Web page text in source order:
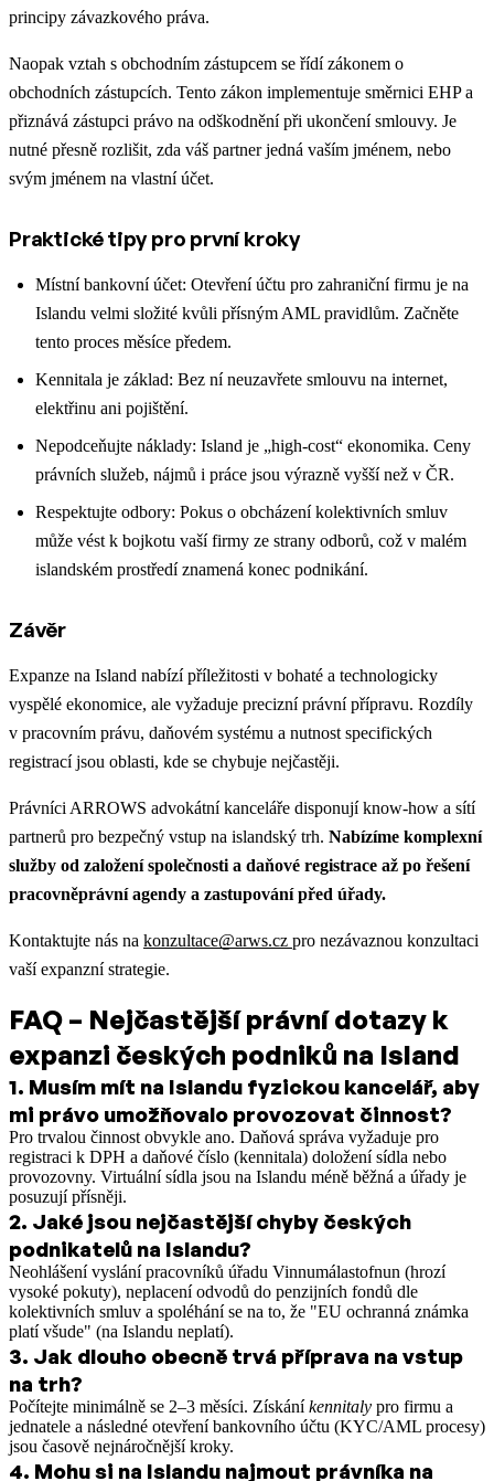
principy závazkového práva.
Naopak vztah s obchodním zástupcem se řídí zákonem o
obchodních zástupcích. Tento zákon implementuje směrnici EHP a
přiznává zástupci právo na odškodnění při ukončení smlouvy. Je
nutné přesně rozlišit, zda váš partner jedná vaším jménem, nebo
svým jménem na vlastní účet.
Praktické tipy pro první kroky
Místní bankovní účet: Otevření účtu pro zahraniční firmu je na
Islandu velmi složité kvůli přísným AML pravidlům. Začněte
tento proces měsíce předem.
Kennitala je základ: Bez ní neuzavřete smlouvu na internet,
elektřinu ani pojištění.
Nepodceňujte náklady: Island je „high-cost“ ekonomika. Ceny
právních služeb, nájmů i práce jsou výrazně vyšší než v ČR.
Respektujte odbory: Pokus o obcházení kolektivních smluv
může vést k bojkotu vaší firmy ze strany odborů, což v malém
islandském prostředí znamená konec podnikání.
Závěr
Expanze na Island nabízí příležitosti v bohaté a technologicky
vyspělé ekonomice, ale vyžaduje precizní právní přípravu. Rozdíly
v pracovním právu, daňovém systému a nutnost specifických
registrací jsou oblasti, kde se chybuje nejčastěji.
Právníci ARROWS advokátní kanceláře disponují know-how a sítí
partnerů pro bezpečný vstup na islandský trh. Nabízíme komplexní
služby od založení společnosti a daňové registrace až po řešení
pracovněprávní agendy a zastupování před úřady.
Kontaktujte nás na konzultace@arws.cz pro nezávaznou konzultaci
vaší expanzní strategie.
FAQ – Nejčastější právní dotazy k
expanzi českých podniků na Island
1. Musím mít na Islandu fyzickou kancelář, aby
mi právo umožňovalo provozovat činnost?
Pro trvalou činnost obvykle ano. Daňová správa vyžaduje pro
registraci k DPH a daňové číslo (kennitala) doložení sídla nebo
provozovny. Virtuální sídla jsou na Islandu méně běžná a úřady je
posuzují přísněji.
2. Jaké jsou nejčastější chyby českých
podnikatelů na Islandu?
Neohlášení vyslání pracovníků úřadu Vinnumálastofnun (hrozí
vysoké pokuty), neplacení odvodů do penzijních fondů dle
kolektivních smluv a spoléhání se na to, že "EU ochranná známka
platí všude" (na Islandu neplatí).
3. Jak dlouho obecně trvá příprava na vstup
na trh?
Počítejte minimálně se 2–3 měsíci. Získání kennitaly pro firmu a
jednatele a následné otevření bankovního účtu (KYC/AML procesy)
jsou časově nejnáročnější kroky.
4. Mohu si na Islandu najmout právníka na